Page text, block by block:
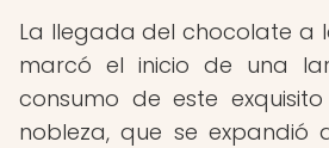
La llegada del chocolate a
marcó el inicio de una
consumo de este
nobleza, que se